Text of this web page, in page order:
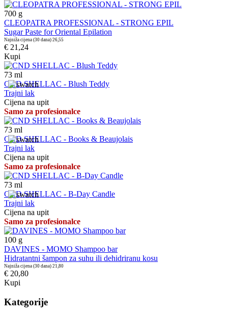
700 g
CLEOPATRA PROFESSIONAL - STRONG EPIL
Sugar Paste for Oriental Epilation
Najniža cijena (30 dana) 26,55
€ 21,24
Kupi
73 ml
CND SHELLAC - Blush Teddy
Trajni lak
Cijena na upit
Samo za profesionalce
73 ml
CND SHELLAC - Books & Beaujolais
Trajni lak
Cijena na upit
Samo za profesionalce
73 ml
CND SHELLAC - B-Day Candle
Trajni lak
Cijena na upit
Samo za profesionalce
100 g
DAVINES - MOMO Shampoo bar
Hidratantni šampon za suhu ili dehidriranu kosu
Najniža cijena (30 dana) 21,80
€ 20,80
Kupi
Kategorije